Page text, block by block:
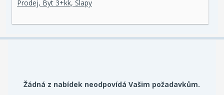
Prodej, Byt 3+kk, Slapy
Žádná z nabídek neodpovídá Vašim požadavkům.